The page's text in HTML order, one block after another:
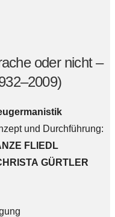
oder nicht –
und Durchführung:
FLIEDL
GÜRTLER